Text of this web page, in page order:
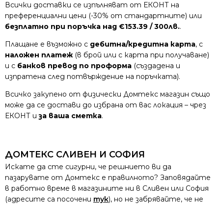
Всички доставки се изпълняват от ЕКОНТ на
преференциални цени (-30% от стандартните) или
безплатно при поръчка над €153.39 / 300лв..
Плащане е възможно с дебитна/кредитна карта, с
наложен платеж (в брой или с карта при получаване)
и с банков превод по проформа (създадена и
изпратена след потвърждение на поръчката).
Всичко закупено от физически Домтекс магазин също
може да се достави до избрана от вас локация – чрез
ЕКОНТ иза ваша сметка.
ДОМТЕКС СЛИВЕН И СОФИЯ
Искате да сте сигурни, че решнието ви да
пазарувате от Домтекс е правилното? Заповядайте
в работно време в магазините ни в Сливен или София
(адресите са посочени тук), но не забрявайте, че не